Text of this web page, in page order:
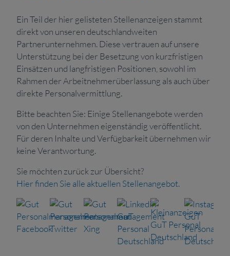
Ein Teil der hier gelisteten Stellenanzeigen stammt
direkt von unseren deutschlandweiten
Partnerunternehmen. Diese vertrauen auf unsere
Unterstützung bei der Besetzung von kurzfristigen
Einsätzen und langfristigen Positionen, sowohl im
Rahmen der Arbeitnehmerüberlassung als auch über
direkte Personalvermittlung.
Bitte beachten Sie: Einige Stellenangebote werden
von den Unternehmen eigenständig veröffentlicht.
Für deren Inhalte und Verfügbarkeit übernehmen wir
keine Verantwortung.
Sie möchten zurück zur Übersicht?
Hier finden Sie alle aktuellen Stellenangebot.